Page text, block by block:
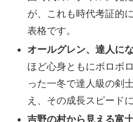
が、これも時代考証的
表格です。
オールグレン、達人に
ほど心身ともにボロボ
った一冬で達人級の剣
え、その成長スピード
吉野の村から見える富